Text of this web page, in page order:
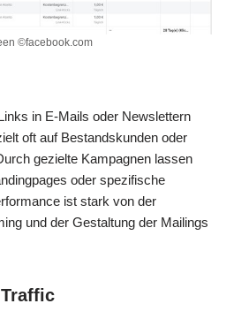
©facebook.com
in E-Mails oder Newslettern
oft auf Bestandskunden oder
gezielte Kampagnen lassen
oder spezifische
ist stark von der
und der Gestaltung der Mailings